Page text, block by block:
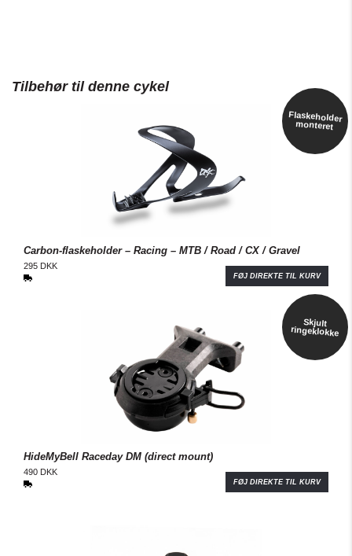
Tilbehør til denne cykel
Flaskeholder
monteret
Carbon-flaskeholder – Racing – MTB / Road / CX / Gravel
295 DKK
FØJ DIREKTE TIL KURV
Skjult
ringeklokke
HideMyBell Raceday DM (direct mount)
490 DKK
FØJ DIREKTE TIL KURV